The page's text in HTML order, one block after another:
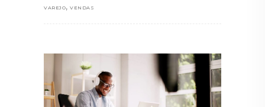
VAREJO, VENDAS